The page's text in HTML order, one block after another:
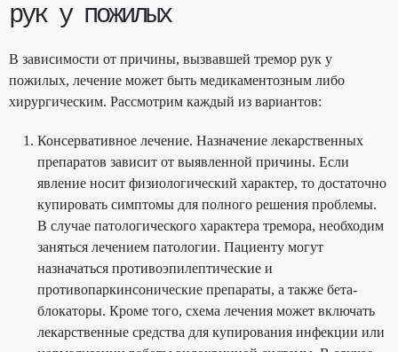
рук у пожилых
В зависимости от причины, вызвавшей тремор рук у
пожилых, лечение может быть медикаментозным либо
хирургическим. Рассмотрим каждый из вариантов:
Консервативное лечение. Назначение лекарственных
препаратов зависит от выявленной причины. Если
явление носит физиологический характер, то достаточно
купировать симптомы для полного решения проблемы.
В случае патологического характера тремора, необходим
заняться лечением патологии. Пациенту могут
назначаться противоэпилептические и
противопаркинсонические препараты, а также бета-
блокаторы. Кроме того, схема лечения может включать
лекарственные средства для купирования инфекции или